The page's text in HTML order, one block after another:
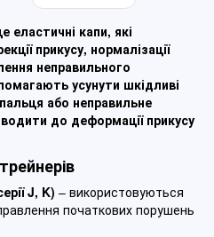
еластичні капи, які
прикусу, нормалізації
неправильного
усунути шкідливі
або неправильне
до деформації прикусу
J, K) – використовуються
початкових порушень